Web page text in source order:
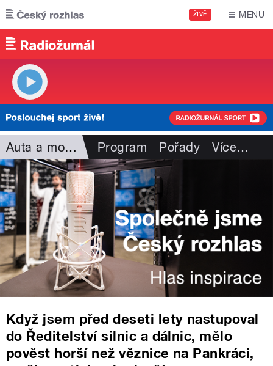
Přejít k hlavnímu obsahu
ŽIVĚ MENU
Auta a motorismus Program Pořady Více…
Když jsem před deseti lety nastupoval
do Ředitelství silnic a dálnic, mělo
pověst horší než věznice na Pankráci,